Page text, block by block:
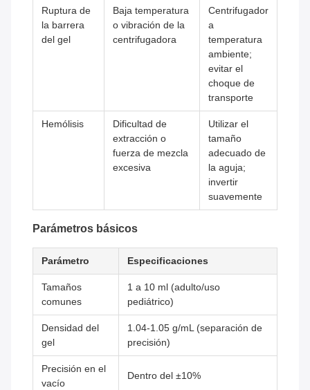
Ruptura de
la barrera
del gel
Baja temperatura
o vibración de la
centrifugadora
Centrifugador
a
temperatura
ambiente;
evitar el
choque de
transporte
Hemólisis
Dificultad de
extracción o
fuerza de mezcla
excesiva
Utilizar el
tamaño
adecuado de
la aguja;
invertir
suavemente
Parámetros básicos
Parámetro Especificaciones
Tamaños
comunes
1 a 10 ml (adulto/uso
pediátrico)
Densidad del
gel
1.04-1.05 g/mL (separación de
precisión)
Precisión en el
vacío
Dentro del ±10%